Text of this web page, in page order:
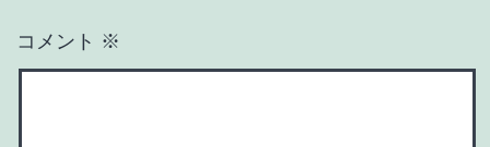
コメント ※